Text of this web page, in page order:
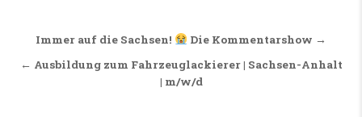
Beitragsnavigation
Immer auf die Sachsen!
Die Kommentarshow →
← Ausbildung zum Fahrzeuglackierer | Sachsen-Anhalt
| m/w/d